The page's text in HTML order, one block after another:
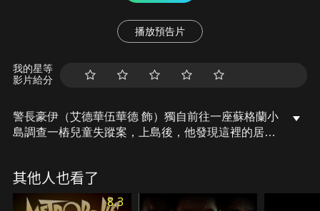
播放預告片
我的星等
影片給分
警長豪伊（艾德華伍華德 飾）獨自前往一座蘇格蘭小
島調查一樁兒童失蹤案，上島後，他發現這裡的居民
開始懷疑失蹤的孩子可能已被獻祭，而整座島上的人
都是共犯……。
其他人也看了
8.3